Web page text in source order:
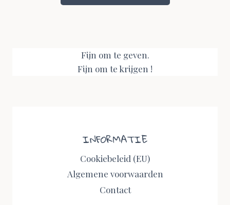
Fijn om te geven.
Fijn om te krijgen !
INFORMATIE
Cookiebeleid (EU)
Algemene voorwaarden
Contact